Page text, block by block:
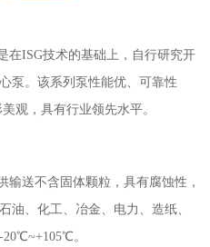
在ISG技术的基础上，自行研究开
泵。该系列泵性能优、可靠性
观，具有行业领先水平。
输送不含固体颗粒，具有腐蚀性，
油、化工、冶金、电力、造纸、
。